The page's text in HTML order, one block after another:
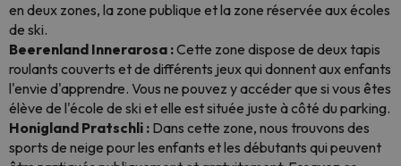
en deux zones, la zone publique et la zone réservée aux écoles
de ski.
Beerenland Innerarosa :Cette zone dispose de deux tapis
roulants couverts et de différents jeux qui donnent aux enfants
l'envie d'apprendre. Vous ne pouvez y accéder que si vous êtes
élève de l'école de ski et elle est située juste à côté du parking.
Honigland Pratschli : Dans cette zone, nous trouvons des
sports de neige pour les enfants et les débutants qui peuvent